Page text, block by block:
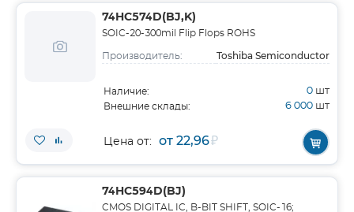
74HC574D(BJ,K)
SOIC-20-300mil Flip Flops ROHS
Производитель: Toshiba Semiconductor
Наличие: 0 шт
Внешние склады: 6 000 шт
Цена от: от 22,96₽
74HC594D(BJ)
CMOS DIGITAL IC, B-BIT SHIFT, SOIC-16;